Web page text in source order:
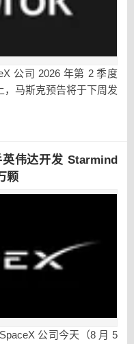
公司 2026 年第 2 季度
，马斯克预告将于下周发
伟达开发 Starmind
颗
公司今天（8 月 5